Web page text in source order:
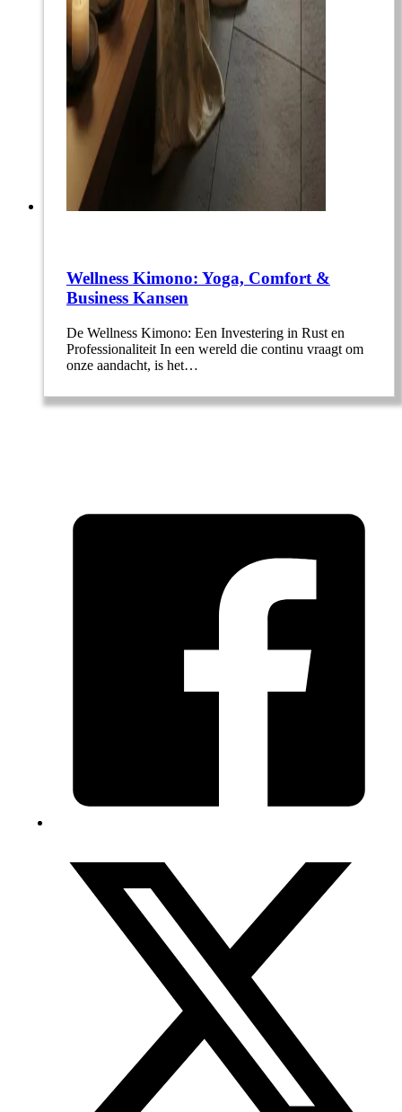
Wellness Kimono: Yoga, Comfort &
Business Kansen
De Wellness Kimono: Een Investering in Rust en
Professionaliteit In een wereld die continu vraagt om
onze aandacht, is het…